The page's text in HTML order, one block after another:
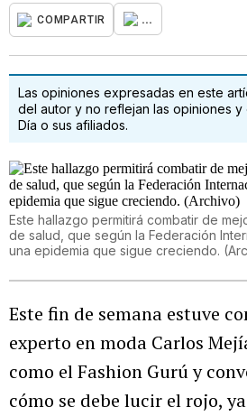
COMPARTIR ...
Las opiniones expresadas en este
del autor y no reflejan las opiniones y
Día o sus afiliados.
Este hallazgo permitirá combatir de
de salud, que según la Federación
una epidemia que sigue creciendo.
Este fin de semana estuve
experto en moda Carlos
como el Fashion Gurú y
cómo se debe lucir el rojo,